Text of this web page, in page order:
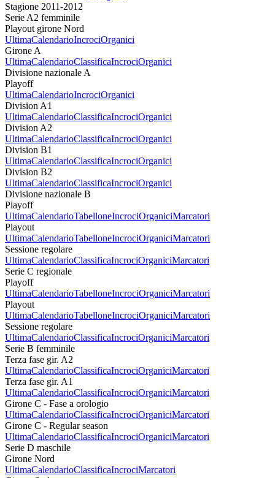
Stagione 2011-2012
Serie A2 femminile
Playout girone Nord
UltimaCalendarioIncrociOrganici
Girone A
UltimaCalendarioClassificaIncrociOrganici
Divisione nazionale A
Playoff
UltimaCalendarioIncrociOrganici
Division A1
UltimaCalendarioClassificaIncrociOrganici
Division A2
UltimaCalendarioClassificaIncrociOrganici
Division B1
UltimaCalendarioClassificaIncrociOrganici
Division B2
UltimaCalendarioClassificaIncrociOrganici
Divisione nazionale B
Playoff
UltimaCalendarioTabelloneIncrociOrganiciMarcatori
Playout
UltimaCalendarioTabelloneIncrociOrganiciMarcatori
Sessione regolare
UltimaCalendarioClassificaIncrociOrganiciMarcatori
Serie C regionale
Playoff
UltimaCalendarioTabelloneIncrociOrganiciMarcatori
Playout
UltimaCalendarioTabelloneIncrociOrganiciMarcatori
Sessione regolare
UltimaCalendarioClassificaIncrociOrganiciMarcatori
Serie B femminile
Terza fase gir. A2
UltimaCalendarioClassificaIncrociOrganiciMarcatori
Terza fase gir. A1
UltimaCalendarioClassificaIncrociOrganiciMarcatori
Girone C - Fase a orologio
UltimaCalendarioClassificaIncrociOrganiciMarcatori
Girone C - Regular season
UltimaCalendarioClassificaIncrociOrganiciMarcatori
Serie D maschile
Girone Nord
UltimaCalendarioClassificaIncrociMarcatori